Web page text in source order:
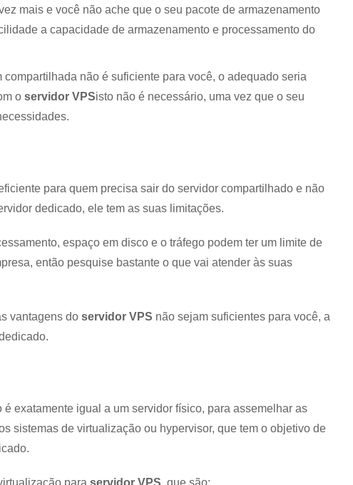
mais e você não ache que o seu pacote de armazenamento
a capacidade de armazenamento e processamento do
não é suficiente para você, o adequado seria
o servidor VPSisto não é necessário, uma vez que o seu
para quem precisa sair do servidor compartilhado e não
dedicado, ele tem as suas limitações.
espaço em disco e o tráfego podem ter um limite de
então pesquise bastante o que vai atender às suas
vantagens do servidor VPS não sejam suficientes para você, a
exatamente igual a um servidor físico, para assemelhar as
sistemas de virtualização ou hypervisor, que tem o objetivo de
para servidor VPS, que são: